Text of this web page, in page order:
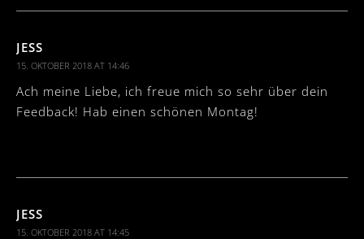
JESS
15. OKTOBER 2018 AT 14:46
Ach meine Liebe, ich freue mich so sehr über dein
Feedback! Hab einen schönen Montag!
JESS
15. OKTOBER 2018 AT 14:45